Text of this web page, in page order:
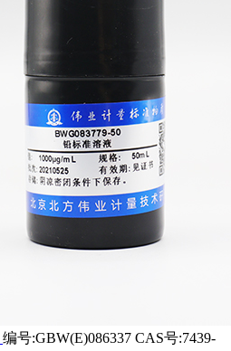
编号:GBW(E)086337 CAS号:7439-